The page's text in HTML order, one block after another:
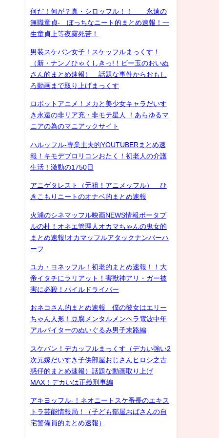
何だ！何が？真・シロッフル！！ 永遠の
無職童貞- ぼっちなニート的まとめ速報！一
生童貞上等夜露死苦！
男装スケバン女子！スケッフルまっくす！
（新・ナンノひゃくしきっ!！ビー玉のおいぬ
さん的まとめ速報） 話題な事件からおもし
ろ動画まで取り上げまっくす
ロボットアニメ！メカと美少女キャラだいす
き永遠の非リア充・非モテ星人 ！あらゆるマ
ニアの為のマニアックサイト
ハルッフル-専業主夫的YOUTUBERまとめ速
報！キモデブロリコンおたく！初老人の介護
生活！激動の1750日
アニゲタレスト（元祖！アニメッフル） ひ
きこもりニートのオナベ的まとめ速報
火浦のシネマッフル映画NEWS情報ポータブ
ルの杜！オネエ管理人オカマちゃんの鬼女的
まとめ速報!オカマッフルアタックナンバーハ
ーフ
ユカ・ヨネッフル！初老的まとめ速報！！大
帝イタチにラリアット！害獣神アリ・ガー被
害に必殺！パイルドライバー
おネコさん的まとめ速報 僕の彼女はエリー
ちゃん人形！豆腐メンタルメンヘラ電波中年
アルバイターのぬいぐるみ男子末路編
スケバン！デカッフルまっくす（デカい強い2
次元嫁だいすき子供部屋おじさんヒロシ之古
惑仔的まとめ速報）話題な動画取り上げ
MAX！デカいは正義刑事編
アキヨッフル-！ネオニートスケ番長のエキス
トラ芸能情報局！（子ども部屋おばさんの自
宅警備員的まとめ速報）